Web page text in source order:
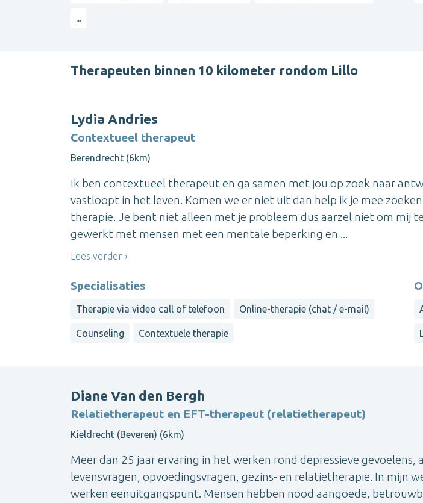
Therapeuten binnen 10 kilometer rondom Lillo
Lydia Andries
Contextueel therapeut
Berendrecht (6km)
Ik ben contextueel therapeut en ga samen met jou op zoek naar
vastloopt in het leven. Komen we er niet uit dan help ik je mee
therapie. Je bent niet alleen met je probleem dus aarzel niet om mij
gewerkt met mensen met een mentale beperking en ...
Lees verder
Specialisaties
Therapie via video call of telefoon Online-therapie (chat / e-mail)
Counseling Contextuele therapie
Diane Van den Bergh
Relatietherapeut en EFT-therapeut (relatietherapeut)
Kieldrecht (Beveren) (6km)
Meer dan 25 jaar ervaring in het werken rond depressieve gevoelens,
levensvragen, opvoedingsvragen, gezins- en relatietherapie. In mijn
werken eenuitgangspunt. Mensen hebben nood aangoede,